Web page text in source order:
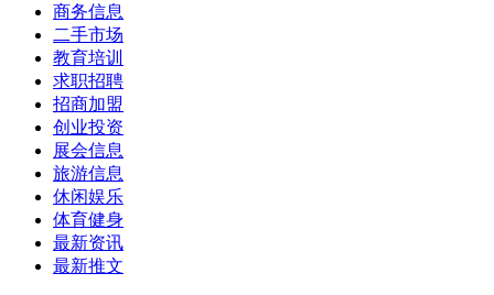
商务信息
二手市场
教育培训
求职招聘
招商加盟
创业投资
展会信息
旅游信息
休闲娱乐
体育健身
最新资讯
最新推文